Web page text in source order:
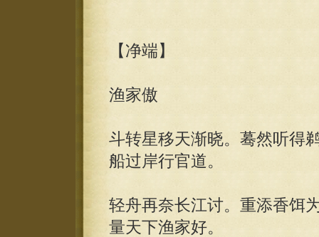
【净端】
渔家傲
斗转星移天渐晓。蓦然听得
船过岸行官道。
轻舟再奈长江讨。重添香饵
量天下渔家好。